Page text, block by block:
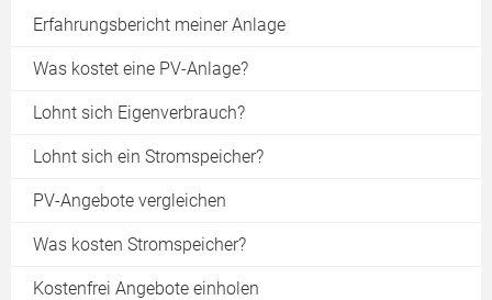
Erfahrungsbericht meiner Anlage
Was kostet eine PV-Anlage?
Lohnt sich Eigenverbrauch?
Lohnt sich ein Stromspeicher?
PV-Angebote vergleichen
Was kosten Stromspeicher?
Kostenfrei Angebote einholen